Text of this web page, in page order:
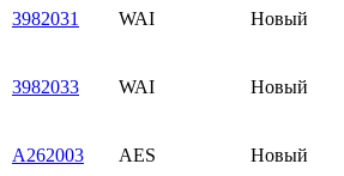
3982031 WAI Новый
3982033 WAI Новый
A262003 AES Новый